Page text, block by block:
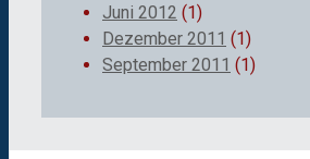
Juni 2012 (1)
Dezember 2011 (1)
September 2011 (1)